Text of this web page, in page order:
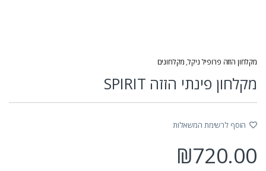
מקלחון הזזה פרופיל ניקל, מקלחונים
מקלחון פינתי הזזה SPIRIT
הוסף לרשימת המשאלות
₪720.00